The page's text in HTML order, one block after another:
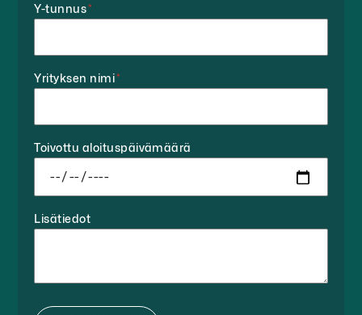
Y-tunnus*
Yrityksen nimi*
Toivottu aloituspäivämäärä
Lisätiedot